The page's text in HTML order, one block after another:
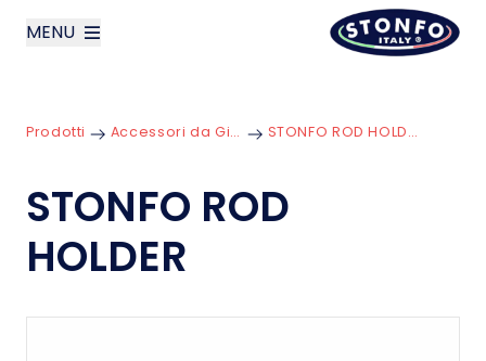
MENU
Prodotti
News
Prodotti Accessori da Gilet STONFO ROD HOLDER
STONFO ROD
HOLDER